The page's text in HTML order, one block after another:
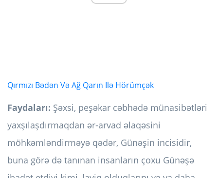
Qırmızı Bədən Və Ağ Qarın Ilə Hörümçək
Faydaları: Şəxsi, peşəkar cəbhədə münasibətləri
yaxşılaşdırmaqdan ər-arvad əlaqəsini
möhkəmləndirməyə qədər, Günəşin incisidir,
buna görə də tanınan insanların çoxu Günəşə